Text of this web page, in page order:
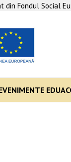
din Fondul Social